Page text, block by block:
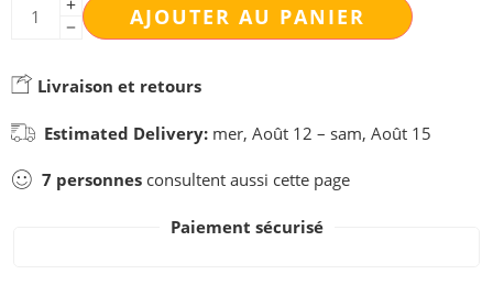
AJOUTER AU PANIER
Livraison et retours
Estimated Delivery: mer, Août 12 – sam, Août 15
7 personnes consultent aussi cette page
Paiement sécurisé